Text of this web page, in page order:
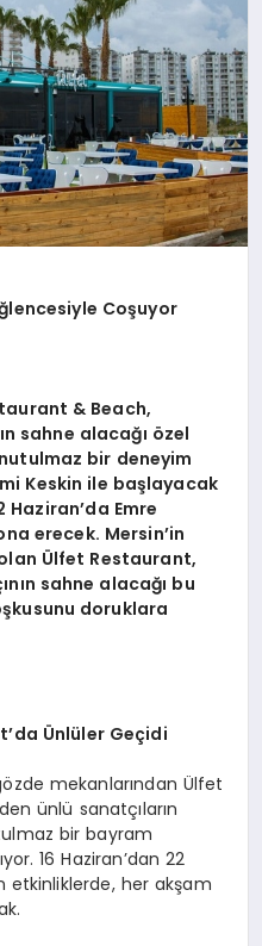
Coşuyor
& Beach,
sahne alacağı özel
bir deneyim
Keskin ile başlayacak
Haziran’da Emre
erecek. Mersin’in
Ülfet Restaurant,
sahne alacağı bu
doruklara
’da Ünlüler Geçidi
mekanlarından Ülfet
ünlü sanatçıların
bir bayram
16 Haziran’dan 22
etkinliklerde, her akşam